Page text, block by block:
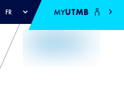
FR MYUTMB